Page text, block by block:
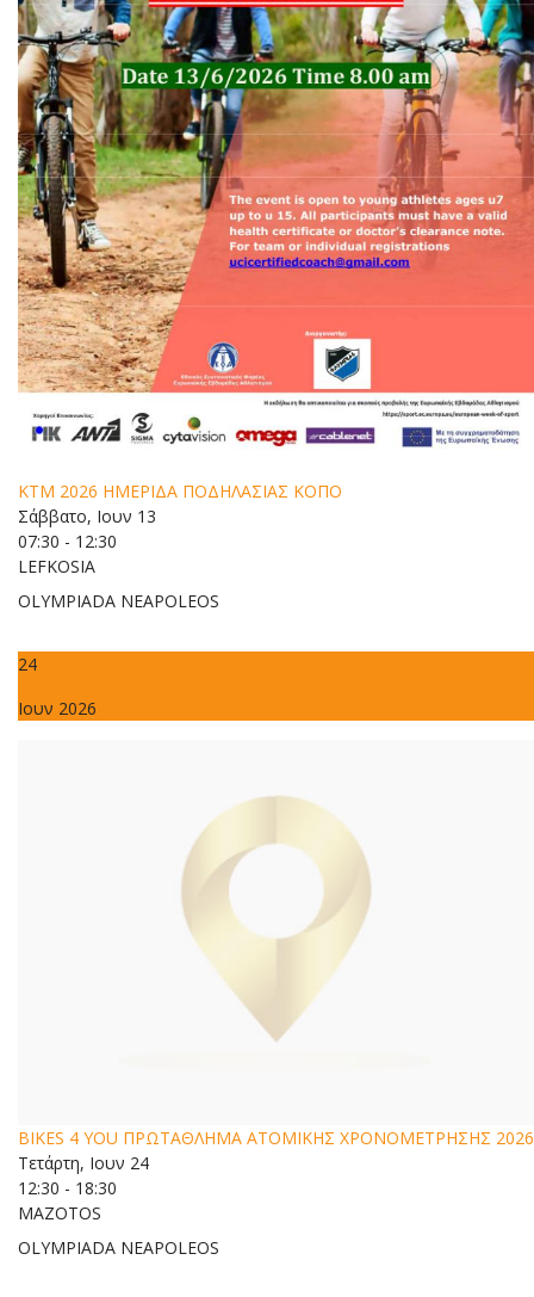
ΚΤΜ 2026 ΗΜΕΡΙΔΑ ΠΟΔΗΛΑΣΙΑΣ ΚΟΠΟ
Σάββατο, Ιουν 13
07:30 - 12:30
LEFKOSIA
OLYMPIADA NEAPOLEOS
24
Ιουν 2026
BIKES 4 YOU ΠΡΩΤΑΘΛΗΜΑ ΑΤΟΜΙΚΗΣ ΧΡΟΝΟΜΕΤΡΗΣΗΣ 2026
Τετάρτη, Ιουν 24
12:30 - 18:30
MAZOTOS
OLYMPIADA NEAPOLEOS